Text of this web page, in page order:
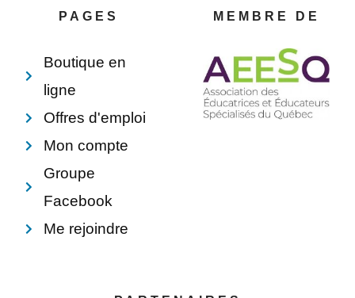
p
e
PAGES
Boutique en
ligne
Offres d'emploi
Mon compte
Groupe
Facebook
Me rejoindre
MEMBRE DE